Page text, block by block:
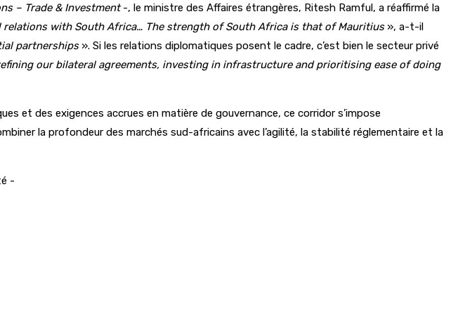
– Trade & Investment-, le ministre des Affaires étrangères, Ritesh Ramful, a réaffirmé la
with South Africa… The strength of South Africa is that of Mauritius», a-t-il
partnerships». Si les relations diplomatiques posent le cadre, c’est bien le secteur privé
our bilateral agreements, investing in infrastructure and prioritising ease of doing
et des exigences accrues en matière de gouvernance, ce corridor s’impose
la profondeur des marchés sud-africains avec l’agilité, la stabilité réglementaire et la
-